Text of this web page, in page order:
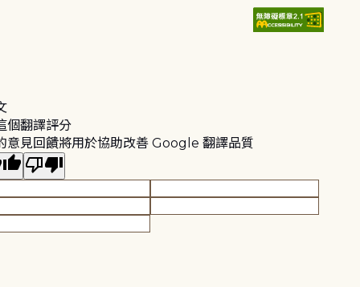
個翻譯評分
意見回饋將用於協助改善 Google 翻譯品質